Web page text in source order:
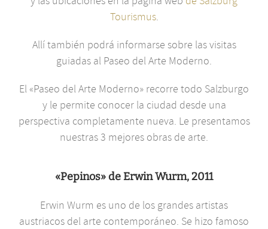
Tourismus.
Allí también podrá informarse sobre las visitas
guiadas al Paseo del Arte Moderno.
El «Paseo del Arte Moderno» recorre todo Salzburgo
y le permite conocer la ciudad desde una
perspectiva completamente nueva. Le presentamos
nuestras 3 mejores obras de arte.
«Pepinos» de Erwin Wurm, 2011
Erwin Wurm es uno de los grandes artistas
austriacos del arte contemporáneo. Se hizo famoso